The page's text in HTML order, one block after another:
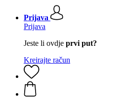
Prijava
Prijava
Jeste li ovdje prvi put?
Kreirajte račun